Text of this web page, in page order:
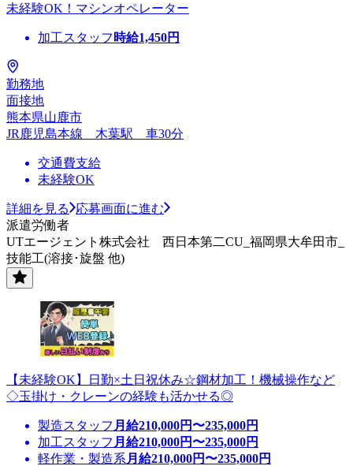
未経験OK！マシンオペレーター
加工スタッフ 時給1,450円
勤務地
面接地
熊本県山鹿市
JR鹿児島本線 木葉駅 車30分
交通費支給
未経験OK
詳細を見る
応募画面に進む
派遣労働者
UTエージェント株式会社 西日本第二CU_福岡県大牟田市_
技能工(溶接･旋盤 他)
【未経験OK】日勤×土日祝休み☆鋼材加工！機械操作など
◇玉掛け・クレーンの経験も活かせる◎
製造スタッフ 月給210,000円〜235,000円
加工スタッフ 月給210,000円〜235,000円
軽作業・製造系 月給210,000円〜235,000円